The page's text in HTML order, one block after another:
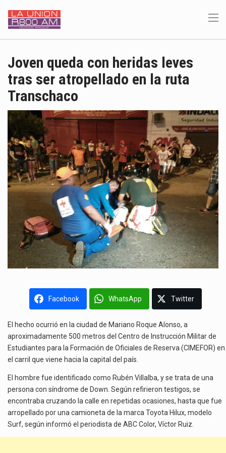
Joven queda con heridas leves
tras ser atropellado en la ruta
Transchaco
Facebook WhatsApp Twitter
El hecho ocurrió en la ciudad de Mariano Roque Alonso, a
aproximadamente 500 metros del Centro de Instrucción Militar de
Estudiantes para la Formación de Oficiales de Reserva (CIMEFOR) en
el carril que viene hacia la capital del país.
El hombre fue identificado como Rubén Villalba, y se trata de una
persona con síndrome de Down. Según refirieron testigos, se
encontraba cruzando la calle en repetidas ocasiones, hasta que fue
arropellado por una camioneta de la marca Toyota Hilux, modelo
Surf, según informó el periodista de ABC Color, Víctor Ruiz.